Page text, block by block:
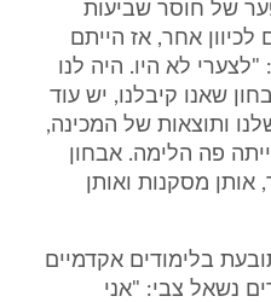
של חוסר שביעות
לכיוון אחר, אז הייתם
לא היו. היה לנו
שאנו קיבלנו, יש עוד
ותוצאות של המכינה,
פה הלימה. אבחון
אותן מסקנות ואותן
בלימודים אקדמיים
נשאל צבי: "אני